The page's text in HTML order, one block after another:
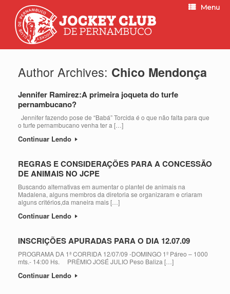
Menu
Author Archives: Chico Mendonça
Jennifer Ramirez:A primeira joqueta do turfe
pernambucano?
Jennifer fazendo pose de “Babá” Torcida é o que não falta para que
o turfe pernambucano venha ter a […]
Continuar Lendo
REGRAS E CONSIDERAÇÕES PARA A CONCESSÃO
DE ANIMAIS NO JCPE
Buscando alternativas em aumentar o plantel de animais na
Madalena, alguns membros da diretoria se organizaram e criaram
alguns critérios,da maneira mais […]
Continuar Lendo
INSCRIÇÕES APURADAS PARA O DIA 12.07.09
PROGRAMA DA 1ª CORRIDA 12/07/09 -DOMINGO 1º Páreo – 1000
mts.- 14:00 Hs. PRÊMIO JOSÉ JULIO Peso Baliza […]
Continuar Lendo